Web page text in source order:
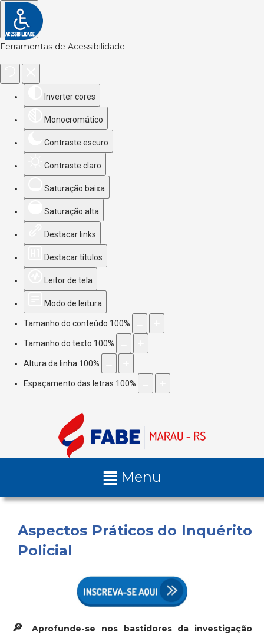
Ferramentas de Acessibilidade
Inverter cores
Monocromático
Contraste escuro
Contraste claro
Saturação baixa
Saturação alta
Destacar links
Destacar títulos
Leitor de tela
Modo de leitura
Tamanho do conteúdo 100%
Tamanho do texto 100%
Altura da linha 100%
Espaçamento das letras 100%
Menu
Aspectos Práticos do Inquérito
Policial
🔎
Aprofunde-se nos bastidores da investigação